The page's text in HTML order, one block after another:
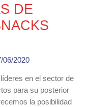
DE
06/2020
en el sector de
para su posterior
la posibilidad